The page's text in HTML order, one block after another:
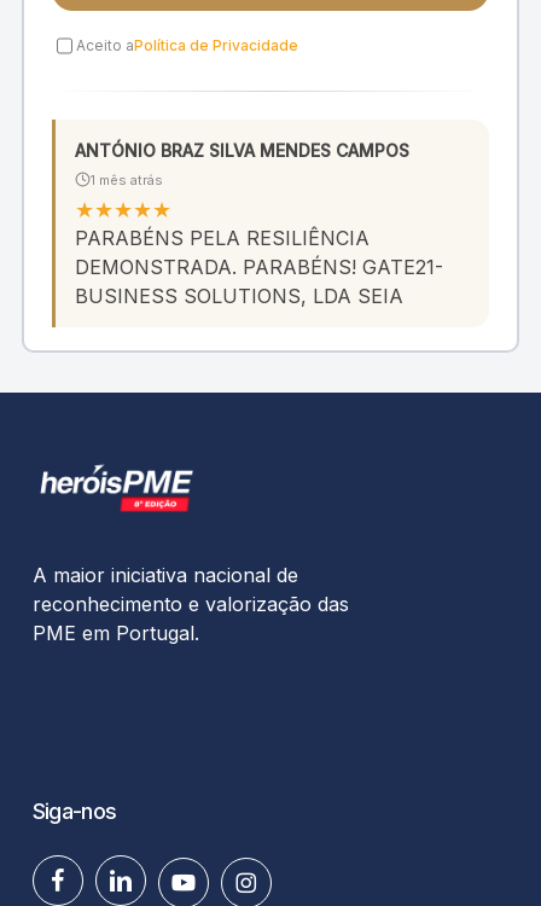
Aceito aPolítica de Privacidade
ANTÓNIO BRAZ SILVA MENDES CAMPOS
1 mês atrás
★★★★★
PARABÉNS PELA RESILIÊNCIA
DEMONSTRADA. PARABÉNS! GATE21-
BUSINESS SOLUTIONS, LDA SEIA
A maior iniciativa nacional de
reconhecimento e valorização das
PME em Portugal.
Siga-nos
facebooklinkedinyoutubeinstagram